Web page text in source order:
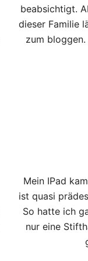
beabsichtigt.
dieser Familie
zum
Mein IPad
ist quasi
So hatte ich
nur eine